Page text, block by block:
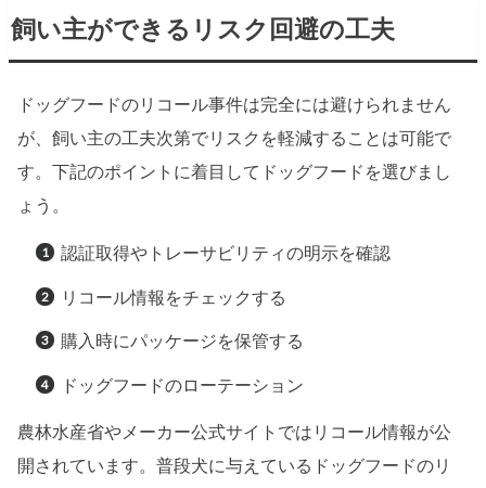
飼い主ができるリスク回避の工夫
ドッグフードのリコール事件は完全には避けられません
が、飼い主の工夫次第でリスクを軽減することは可能で
す。下記のポイントに着目してドッグフードを選びまし
ょう。
認証取得やトレーサビリティの明示を確認
リコール情報をチェックする
購入時にパッケージを保管する
ドッグフードのローテーション
農林水産省やメーカー公式サイトではリコール情報が公
開されています。普段犬に与えているドッグフードのリ